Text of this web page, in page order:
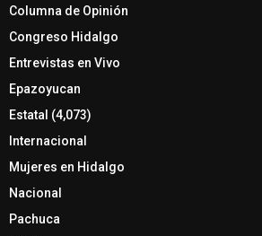
Columna de Opinión
Congreso Hidalgo
Entrevistas en Vivo
Epazoyucan
Estatal (4,073)
Internacional
Mujeres en Hidalgo
Nacional
Pachuca